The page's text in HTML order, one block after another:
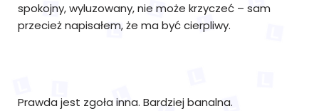
spokojny, wyluzowany, nie może krzyczeć – sam
przecież napisałem, że ma być cierpliwy.
Prawda jest zgoła inna. Bardziej banalna.